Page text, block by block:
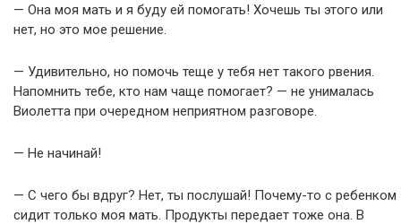
— Она моя мать и я буду ей помогать! Хочешь ты этого или
нет, но это мое решение.
— Удивительно, но помочь теще у тебя нет такого рвения.
Напомнить тебе, кто нам чаще помогает? — не унималась
Виолетта при очередном неприятном разговоре.
— Не начинай!
— С чего бы вдруг? Нет, ты послушай! Почему-то с ребенком
сидит только моя мать. Продукты передает тоже она. В